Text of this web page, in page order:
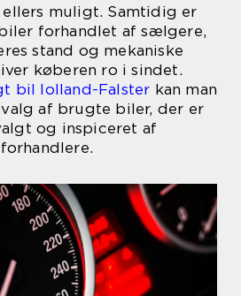
ellers muligt. Samtidig er
forhandlet af sælgere,
stand og mekaniske
køberen ro i sindet.
bil lolland-Falster kan man
af brugte biler, der er
og inspiceret af